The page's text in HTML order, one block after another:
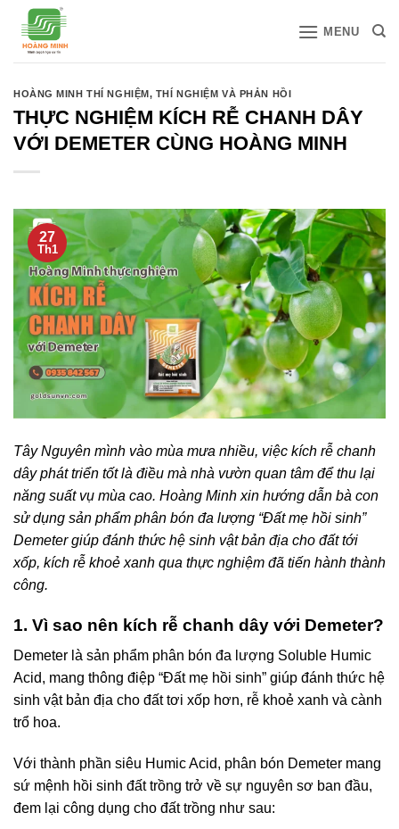
qua
MENU
HOÀNG MINH THÍ NGHIỆM, THÍ NGHIỆM VÀ PHẢN HỒI
THỰC NGHIỆM KÍCH RỄ CHANH DÂY
VỚI DEMETER CÙNG HOÀNG MINH
27
Th1
Tây Nguyên mình vào mùa mưa nhiều, việc kích rễ chanh
dây phát triển tốt là điều mà nhà vườn quan tâm để thu lại
năng suất vụ mùa cao. Hoàng Minh xin hướng dẫn bà con
sử dụng sản phẩm phân bón đa lượng “Đất mẹ hồi sinh”
Demeter giúp đánh thức hệ sinh vật bản địa cho đất tới
xốp, kích rễ khoẻ xanh qua thực nghiệm đã tiến hành thành
công.
1. Vì sao nên kích rễ chanh dây với Demeter?
Demeter là sản phẩm phân bón đa lượng Soluble Humic
Acid, mang thông điệp “Đất mẹ hồi sinh” giúp đánh thức hệ
sinh vật bản địa cho đất tơi xốp hơn, rễ khoẻ xanh và cành
trổ hoa.
Với thành phần siêu Humic Acid, phân bón Demeter mang
sứ mệnh hồi sinh đất trồng trở về sự nguyên sơ ban đầu,
đem lại công dụng cho đất trồng như sau: